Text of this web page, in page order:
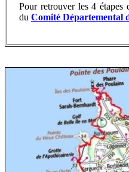
Pour retrouver les 4
du Comité Départemental